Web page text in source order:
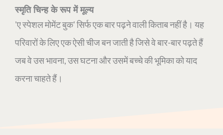
स्मृति चिन्ह के रूप में मूल्य
'ए स्पेशल मोमेंट बुक' सिर्फ एक बार पढ़ने वाली किताब नहीं है। यह
परिवारों के लिए एक ऐसी चीज बन जाती है जिसे वे बार-बार पढ़ते हैं
जब वे उस भावना, उस घटना और उसमें बच्चे की भूमिका को याद
करना चाहते हैं।